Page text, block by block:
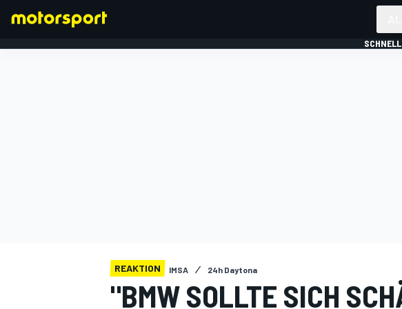
REAKTION IMSA 24h Daytona
"BMW SOLLTE SICH